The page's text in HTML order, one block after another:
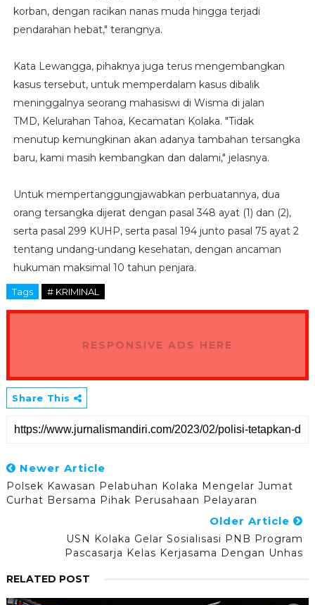
korban, dengan racikan nanas muda hingga terjadi
pendarahan hebat," terangnya.
Kata Lewangga, pihaknya juga terus mengembangkan
kasus tersebut, untuk memperdalam kasus dibalik
meninggalnya seorang mahasiswi di Wisma di jalan
TMD, Kelurahan Tahoa, Kecamatan Kolaka. "Tidak
menutup kemungkinan akan adanya tambahan tersangka
baru, kami masih kembangkan dan dalami," jelasnya.
Untuk mempertanggungjawabkan perbuatannya, dua
orang tersangka dijerat dengan pasal 348 ayat (1) dan (2),
serta pasal 299 KUHP, serta pasal 194 junto pasal 75 ayat 2
tentang undang-undang kesehatan, dengan ancaman
hukuman maksimal 10 tahun penjara.
Tags # KRIMINAL
RESPONSIVE ADS HERE
Share This
Newer Article
Polsek Kawasan Pelabuhan Kolaka Mengelar Jumat
Curhat Bersama Pihak Perusahaan Pelayaran
Older Article
USN Kolaka Gelar Sosialisasi PNB Program
Pascasarja Kelas Kerjasama Dengan Unhas
RELATED POST